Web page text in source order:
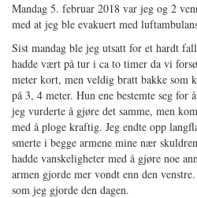
Mandag 5. februar 2018 var jeg og 2
med at jeg ble evakuert med
Sist mandag ble jeg utsatt for et hardt
hadde vært på tur i ca to timer da vi
meter kort, men veldig bratt bakke som
på 3, 4 meter. Hun ene bestemte seg for
jeg vurderte å gjøre det samme, men
med å ploge kraftig. Jeg endte opp
smerte i begge armene mine nær
hadde vanskeligheter med å gjøre noe
armen gjorde mer vondt enn den
som jeg gjorde den dagen.